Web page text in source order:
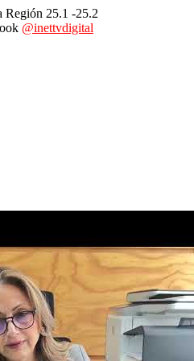
Región 25.1 -25.2
@inettvdigital